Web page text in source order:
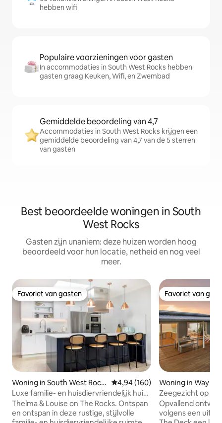
hebben wifi
Populaire voorzieningen voor gasten
In accommodaties in South West Rocks hebben
gasten graag Keuken, Wifi, en Zwembad
Gemiddelde beoordeling van 4,7
Accommodaties in South West Rocks krijgen een
gemiddelde beoordeling van 4,7 van de 5 sterren
van gasten
Best beoordeelde woningen in South
West Rocks
Gasten zijn unaniem: deze huizen worden hoog
beoordeeld voor hun locatie, netheid en nog veel
meer.
Favoriet van gasten
Favoriet van gasten
Woning in South West Rock
s
Gemiddelde beoordeling van
4,94 (160)
Luxe familie- en huisdiervriendelijk huis
op 500 meter van het strand
Thelma & Louise on The Rocks. Ontspan
en ontspan in deze rustige, stijlvolle
Favoriet van
Favoriet van
Woning in Way
Zeegezicht op
Opvallend
volgens een